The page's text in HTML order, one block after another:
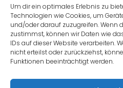
Um dir ein optimales Erlebnis zu
Technologien wie Cookies, um
und/oder darauf zuzugreifen. Wenn
zustimmst, können wir Daten wie
IDs auf dieser Website verarbeiten.
nicht erteilst oder zurückziehst,
Funktionen beeinträchtigt werden.
oder Beratungsstellen
geeignete
finden. Mit einer
Sie sicher, dass Ihr
Betreuung erhält und die
abläuft.